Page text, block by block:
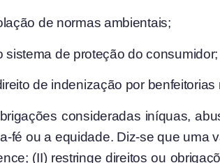
de normas ambientais;
de proteção do consumidor;
de indenização por benfeitorias
consideradas iníquas,
fé ou a equidade. Diz-se que
(II) restringe direitos ou